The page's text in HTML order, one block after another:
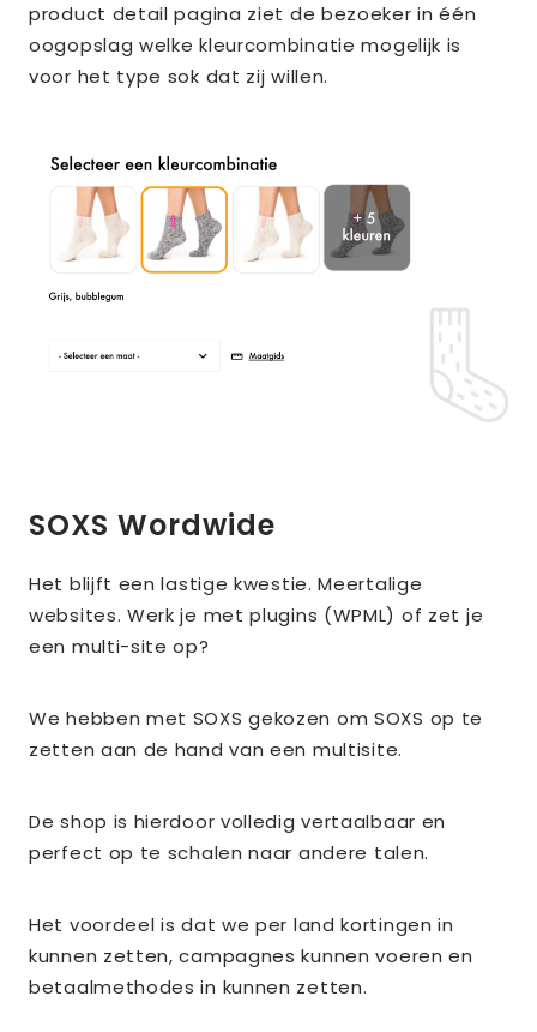
product detail pagina ziet de bezoeker in één
oogopslag welke kleurcombinatie mogelijk is
voor het type sok dat zij willen.
SOXS Wordwide
Het blijft een lastige kwestie. Meertalige
websites. Werk je met plugins (WPML) of zet je
een multi-site op?
We hebben met SOXS gekozen om SOXS op te
zetten aan de hand van een multisite.
De shop is hierdoor volledig vertaalbaar en
perfect op te schalen naar andere talen.
Het voordeel is dat we per land kortingen in
kunnen zetten, campagnes kunnen voeren en
betaalmethodes in kunnen zetten.